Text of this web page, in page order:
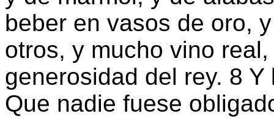
beber en vasos de oro,
otros, y mucho vino
generosidad del rey. 8
Que nadie fuese